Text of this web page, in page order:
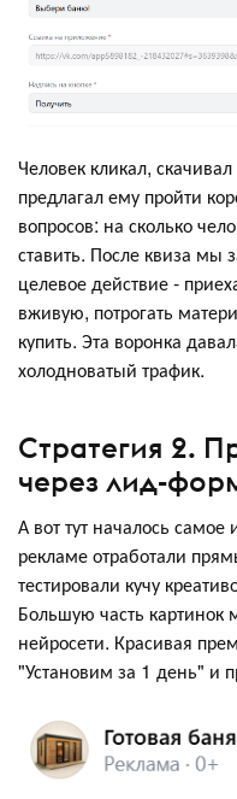
Человек кликал,
предлагал ему пройти
вопросов: на сколько
ставить. После квиза мы
целевое действие -
вживую, потрогать
купить. Эта воронка
холодноватый трафик.
Стратегия 2.
через лид-
А вот тут началось
рекламе отработали
тестировали кучу
Большую часть картинок
нейросети. Красивая
"Установим за 1 день" и